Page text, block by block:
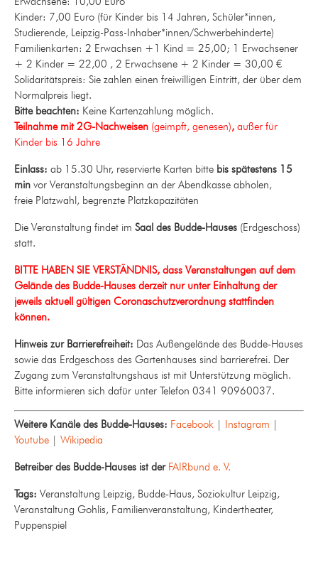
Kinder: 7,00 Euro (für Kinder bis 14 Jahren, Schüler*innen,
Studierende, Leipzig-Pass-Inhaber*innen/Schwerbehinderte)
Familienkarten: 2 Erwachsen +1 Kind = 25,00; 1 Erwachsener
+ 2 Kinder = 22,00 , 2 Erwachsene + 2 Kinder = 30,00 €
Solidaritätspreis: Sie zahlen einen freiwilligen Eintritt, der über dem
Normalpreis liegt.
Bitte beachten: Keine Kartenzahlung möglich.
Teilnahme mit 2G-Nachweisen (geimpft, genesen), außer für
Kinder bis 16 Jahre
Einlass: ab 15.30 Uhr, reservierte Karten bitte bis spätestens 15
min vor Veranstaltungsbeginn an der Abendkasse abholen,
freie Platzwahl, begrenzte Platzkapazitäten
Die Veranstaltung findet im Saal des Budde-Hauses (Erdgeschoss)
statt.
BITTE HABEN SIE VERSTÄNDNIS, dass Veranstaltungen auf dem
Gelände des Budde-Hauses derzeit nur unter Einhaltung der
jeweils aktuell gültigen Coronaschutzverordnung stattfinden
können.
Hinweis zur Barrierefreiheit: Das Außengelände des Budde-Hauses
sowie das Erdgeschoss des Gartenhauses sind barrierefrei. Der
Zugang zum Veranstaltungshaus ist mit Unterstützung möglich.
Bitte informieren sich dafür unter Telefon 0341 90960037.
Weitere Kanäle des Budde-Hauses: Facebook | Instagram |
Youtube | Wikipedia
Betreiber des Budde-Hauses ist der FAIRbund e. V.
Tags: Veranstaltung Leipzig, Budde-Haus, Soziokultur Leipzig,
Veranstaltung Gohlis, Familienveranstaltung, Kindertheater,
Puppenspiel